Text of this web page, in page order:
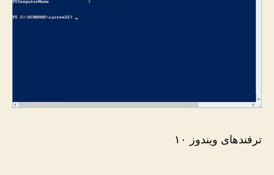
ترفندهای ویندوز ۱۰